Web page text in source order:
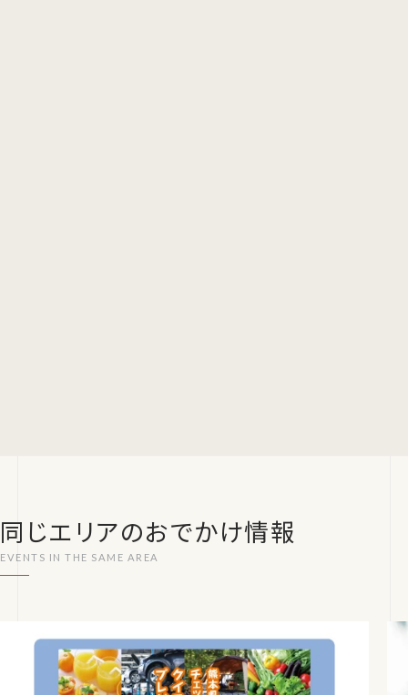
同じエリアのおでかけ情報